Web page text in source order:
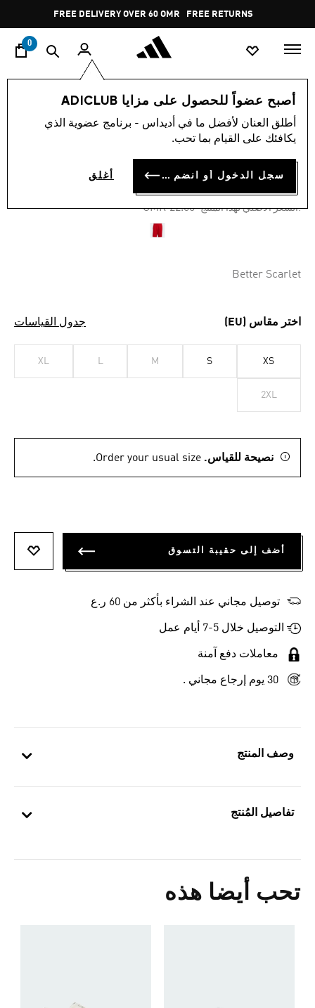
Pause
promotion
rotation
FREE DELIVERY OVER 60 OMR FREE RETURNS
0
أصبح عضواً للحصول على مزايا ADICLUB
أطلق العنان لأفضل ما في أديداس - برنامج عضوية الذي
يكافئك على القيام بما تحب.
سجل الدخول أو انضم الآن أغلق
وصف المنتج
تفاصيل المُنتج
تحب أيضا هذه
الرجال ملابس
-50%
شورت TREFOIL ESSENTIALS
OMR 11.00
:السعر الأصلي لهذا المنتج Price reduced from
OMR 22.00
to
Better Scarlet
اختر مقاس (EU) جدول القياسات
XS
S
M
L
XL
2XL
نصيحة للقياس. Order your usual size.
أضف إلى حقيبة التسوق
توصيل مجاني عند الشراء بأكثر من 60 ر.ع
التوصيل خلال 5-7 أيام عمل
معاملات دفع آمنة